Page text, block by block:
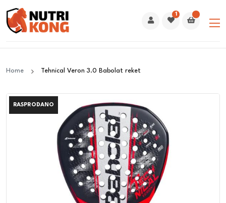
1
Home Tehnical Veron 3.0 Babolat reket
RASPRODANO